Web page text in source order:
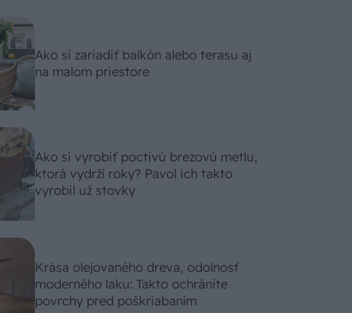
Ako si zariadiť balkón alebo terasu aj
na malom priestore
Ako si vyrobiť poctivú brezovú metlu,
ktorá vydrží roky? Pavol ich takto
vyrobil už stovky
Krása olejovaného dreva, odolnosť
moderného laku: Takto ochránite
povrchy pred poškriabaním